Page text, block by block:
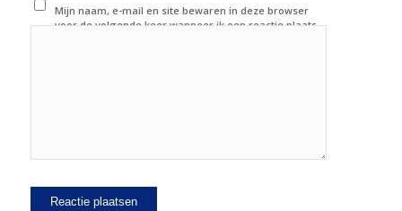
Mijn naam, e-mail en site bewaren in deze browser
voor de volgende keer wanneer ik een reactie plaats.